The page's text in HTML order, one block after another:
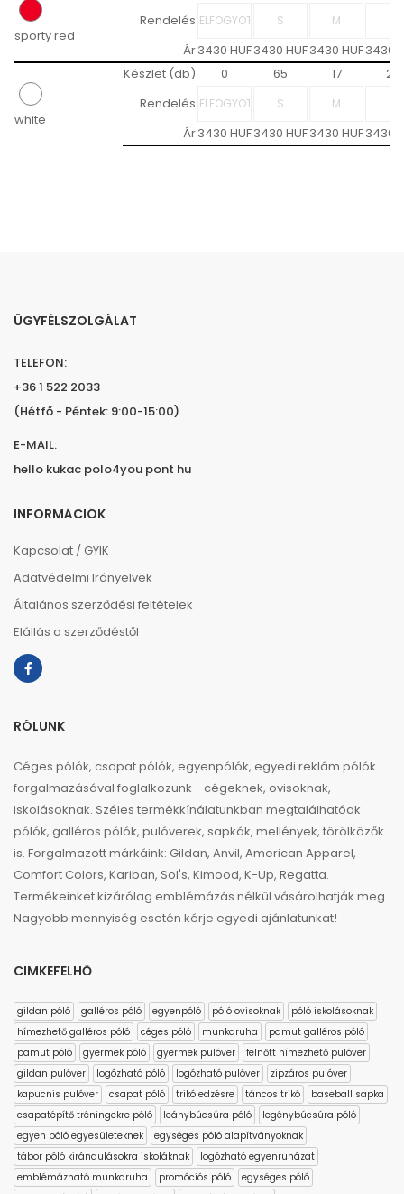
sporty red
Rendelés
Ár3430 HUF3430 HUF3430 HUF3430
white
Készlet (db) 0 65 17
27
Rendelés
Ár3430 HUF3430 HUF3430 HUF3430
ÜGYFÉLSZOLGÁLAT
TELEFON:
+36 1 522 2033
(Hétfő - Péntek: 9:00-15:00)
E-MAIL:
hello kukac polo4you pont hu
INFORMÁCIÓK
Kapcsolat / GYIK
Adatvédelmi Irányelvek
Általános szerződési feltételek
Elállás a szerződéstől
RÓLUNK
Céges pólók, csapat pólók, egyenpólók, egyedi reklám pólók
forgalmazásával foglalkozunk - cégeknek, ovisoknak,
iskolásoknak. Széles termékkínálatunkban megtalálhatóak
pólók, galléros pólók, pulóverek, sapkák, mellények, törölközők
is. Forgalmazott márkáink: Gildan, Anvil, American Apparel,
Comfort Colors, Kariban, Sol's, Kimood, K-Up, Regatta.
Termékeinket kizárólag emblémázás nélkül vásárolhatják meg.
Nagyobb mennyiség esetén kérje egyedi ajánlatunkat!
CIMKEFELHŐ
gildan póló galléros póló egyenpóló póló ovisoknak
póló iskolásoknak
hímezhető galléros póló
céges póló munkaruha
pamut galléros póló
pamut póló
gyermek póló gyermek pulóver
felnőtt hímezhető pulóver
gildan pulóver
logózható póló logózható pulóver
zipzáros pulóver
kapucnis pulóver
csapat póló trikó edzésre táncos trikó
baseball sapka
csapatépítő tréningekre póló
leánybúcsúra póló
legénybúcsúra póló
egyen póló egyesületeknek
egységes póló alapítványoknak
tábor póló kirándulásokra iskoláknak
logózható egyenruházat
emblémázható munkaruha
promóciós póló
egységes póló